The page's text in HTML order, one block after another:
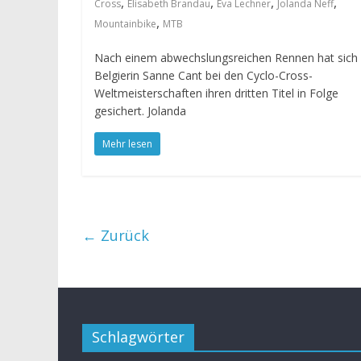
Cross Elisabeth Brandau Eva Lechner Jolanda Neff
Mountainbike, MTB
Nach einem abwechslungsreichen Rennen hat sich
Belgierin Sanne Cant bei den Cyclo-Cross-
Weltmeisterschaften ihren dritten Titel in Folge
gesichert. Jolanda
Mehr lesen
← Zurück
Schlagwörter